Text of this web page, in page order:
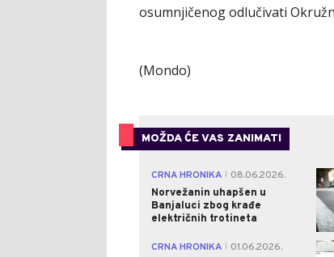
osumnjičenog odlučivati
(Mondo)
MOŽDA ĆE VAS ZANIMATI
CRNA HRONIKA
08.06.2026.
Norvežanin uhapšen u
Banjaluci zbog krađe
električnih trotineta
CRNA HRONIKA
01.06.2026.